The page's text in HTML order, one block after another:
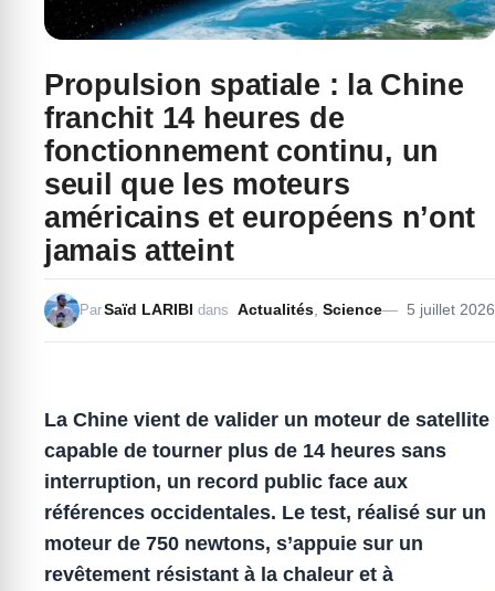
Propulsion spatiale : la Chine
franchit 14 heures de
fonctionnement continu, un
seuil que les moteurs
américains et européens n’ont
jamais atteint
5 juillet 2026
ParSaïd LARIBI dans Actualités Science
La Chine vient de valider un moteur de satellite
capable de tourner plus de 14 heures sans
interruption, un record public face aux
références occidentales. Le test, réalisé sur un
moteur de 750 newtons, s’appuie sur un
revêtement résistant à la chaleur et à